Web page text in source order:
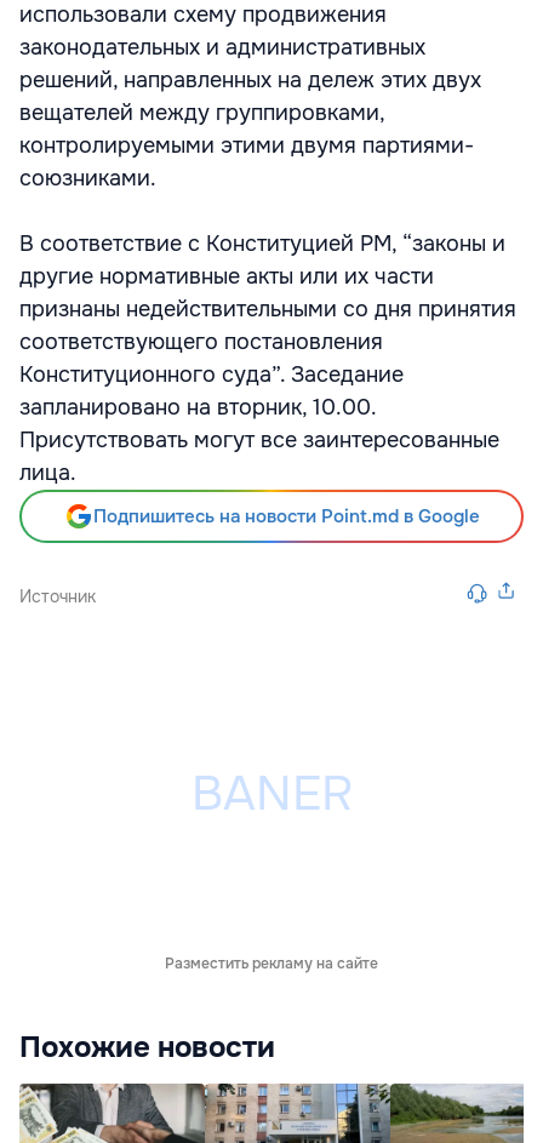
использовали схему продвижения
законодательных и административных
решений, направленных на дележ этих двух
вещателей между группировками,
контролируемыми этими двумя партиями-
союзниками.
В соответствие с Конституцией РМ, “законы и
другие нормативные акты или их части
признаны недействительными со дня принятия
соответствующего постановления
Конституционного суда”. Заседание
запланировано на вторник, 10.00.
Присутствовать могут все заинтересованные
лица.
Подпишитесь на новости Point.md в Google
Источник
Разместить рекламу на сайте
Похожие новости